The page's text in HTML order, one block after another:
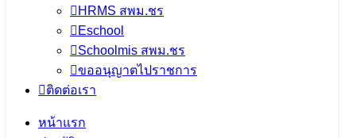
HRMS สพม.ชร
Eschool
Schoolmis สพม.ชร
ขออนุญาตไปราชการ
ติดต่อเรา
หน้าแรก
5 สิงหาคม 2026 5 สิงหาคม 2026
สพม.เชียงราย
จำนวนผู้ชม: 9